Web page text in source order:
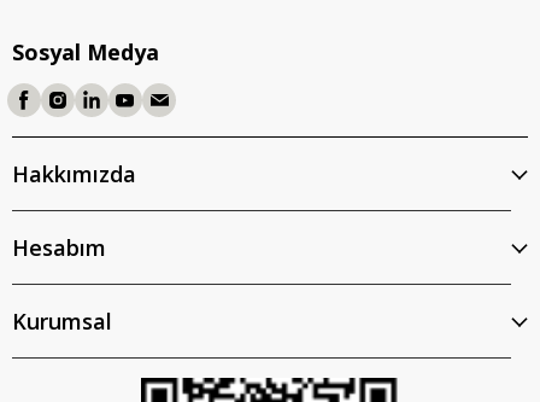
Sosyal Medya
Hakkımızda
Hesabım
Kurumsal